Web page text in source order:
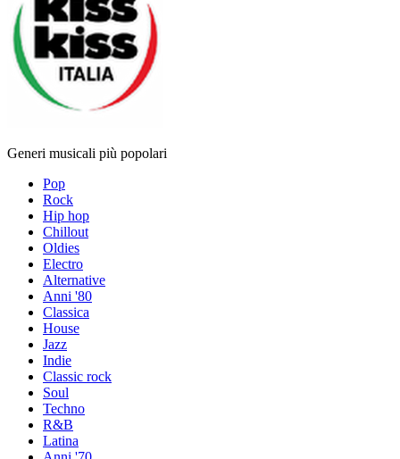
Generi musicali più popolari
Pop
Rock
Hip hop
Chillout
Oldies
Electro
Alternative
Anni '80
Classica
House
Jazz
Indie
Classic rock
Soul
Techno
R&B
Latina